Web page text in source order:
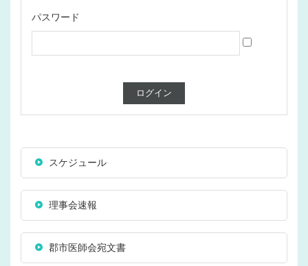
パスワード
スケジュール
理事会速報
郡市医師会宛文書